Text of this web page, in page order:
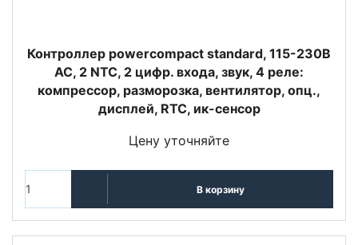
Контроллер powercompact standard, 115-230В
АС, 2 NTC, 2 цифр. входа, звук, 4 реле:
компрессор, разморозка, вентилятор, опц.,
дисплей, RTC, ик-сенсор
Цену уточняйте
В корзину